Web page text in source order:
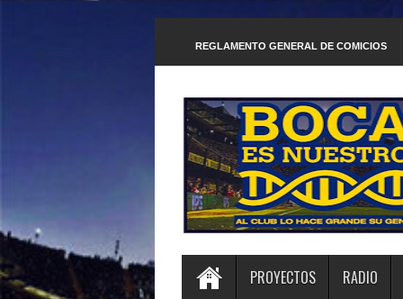
REGLAMENTO GENERAL DE COMICIOS
PROYECTOS RADIO